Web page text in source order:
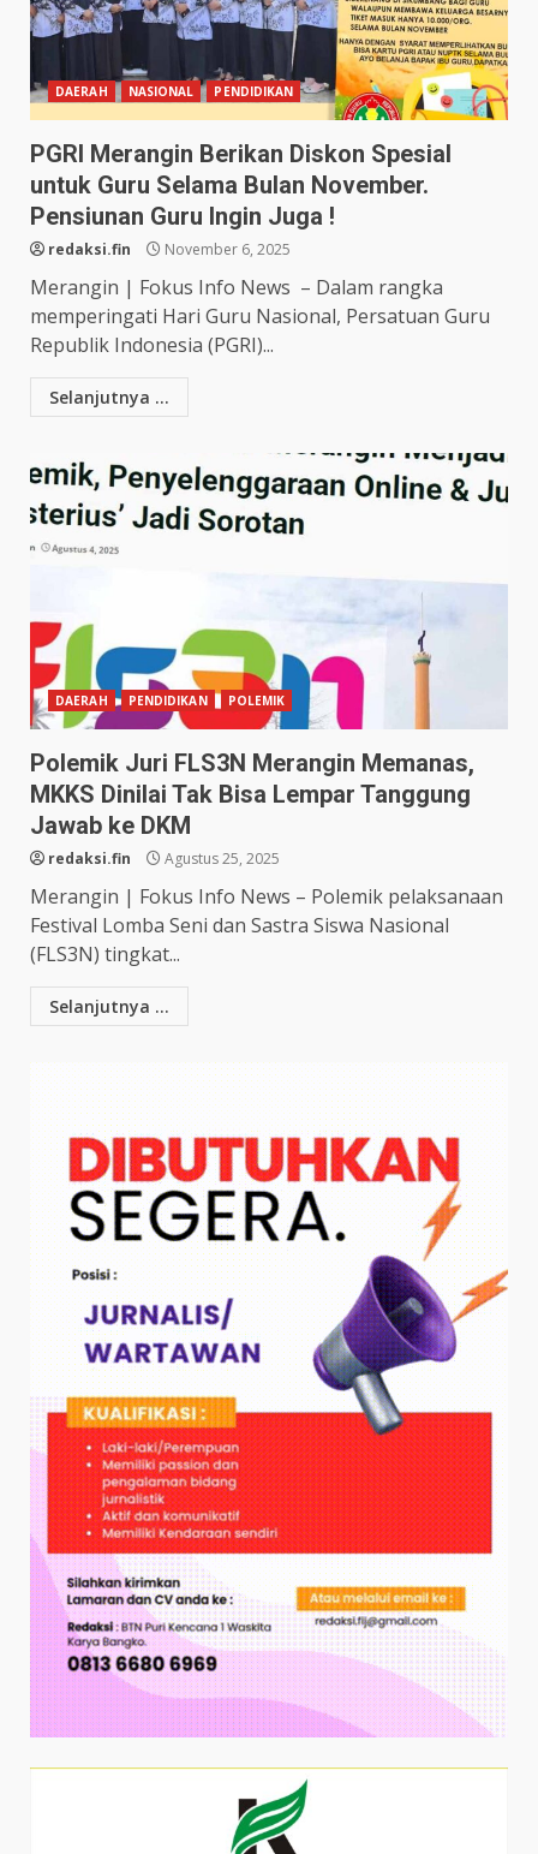
DAERAH NASIONAL PENDIDIKAN
PGRI Merangin Berikan Diskon Spesial
untuk Guru Selama Bulan November.
Pensiunan Guru Ingin Juga !
redaksi.fin November 6, 2025
Merangin | Fokus Info News – Dalam rangka
memperingati Hari Guru Nasional, Persatuan Guru
Republik Indonesia (PGRI)...
Selanjutnya ...
DAERAH PENDIDIKAN POLEMIK
Polemik Juri FLS3N Merangin Memanas,
MKKS Dinilai Tak Bisa Lempar Tanggung
Jawab ke DKM
redaksi.fin Agustus 25, 2025
Merangin | Fokus Info News – Polemik pelaksanaan
Festival Lomba Seni dan Sastra Siswa Nasional
(FLS3N) tingkat...
Selanjutnya ...